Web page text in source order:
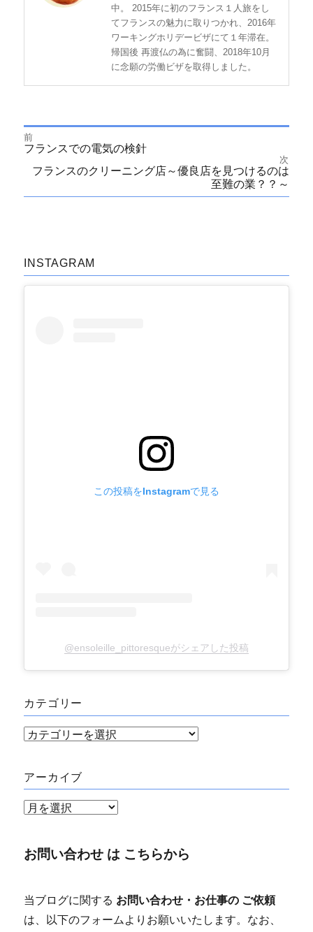
中。 2015年に初のフランス１人旅をし
てフランスの魅力に取りつかれ、2016年
ワーキングホリデービザにて１年滞在。
帰国後 再渡仏の為に奮闘、2018年10月
に念願の労働ビザを取得しました。
投
稿
ゲ
ー
前
前
の
投
稿:
フランスでの電気の検針
次
次フランスのクリーニング店～優良店を見つけるのは
至難の業？？～
INSTAGRAM
この投稿をInstagramで見る
@ensoleille_pittoresqueがシェアした投稿
カテゴリー
カ
ゴ
リ
ー
アーカイブ
ア
カ
お問い合わせ は こちらから
当ブログに関する お問い合わせ・お仕事の ご依頼
は、以下のフォームよりお願いいたします。なお、